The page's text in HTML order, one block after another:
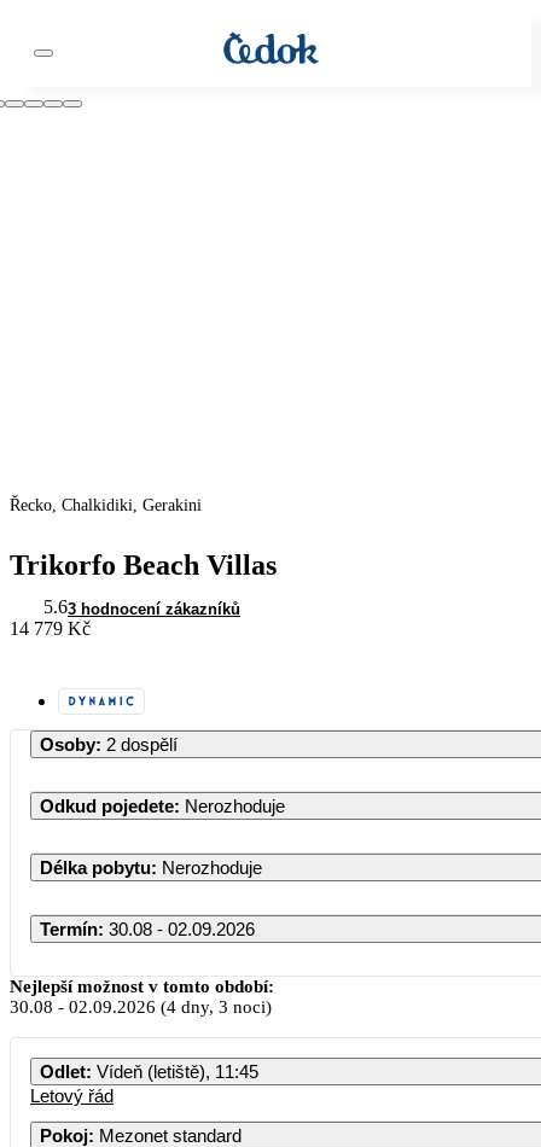
Řecko, Chalkidiki, Gerakini
Trikorfo Beach Villas
5.63 hodnocení zákazníků
14 779 Kč
Osoby: 2 dospělí
Odkud pojedete: Nerozhoduje
Délka pobytu: Nerozhoduje
Termín: 30.08 - 02.09.2026
Srpen 2026
PO ÚT ST ČT PÁ SO NE
Nejlepší možnost v tomto období:
30.08 - 02.09.2026 (4 dny, 3 noci)
Odlet: Vídeň (letiště), 11:45
Letový řád
Pokoj: Mezonet standard